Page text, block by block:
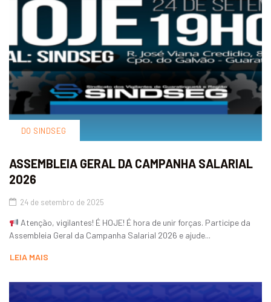
DO SINDSEG
ASSEMBLEIA GERAL DA CAMPANHA SALARIAL
2026
24 de setembro de 2025
Atenção, vigilantes! É HOJE! É hora de unir forças. Participe da
Assembleia Geral da Campanha Salarial 2026 e ajude...
LEIA MAIS